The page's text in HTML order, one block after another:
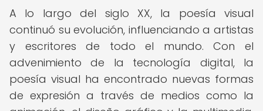
A lo largo del siglo XX, la poesía visual
continuó su evolución, influenciando a artistas
y escritores de todo el mundo. Con el
advenimiento de la tecnología digital, la
poesía visual ha encontrado nuevas formas
de expresión a través de medios como la